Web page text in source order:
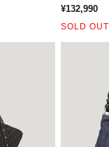
¥132,990
SOLD OUT